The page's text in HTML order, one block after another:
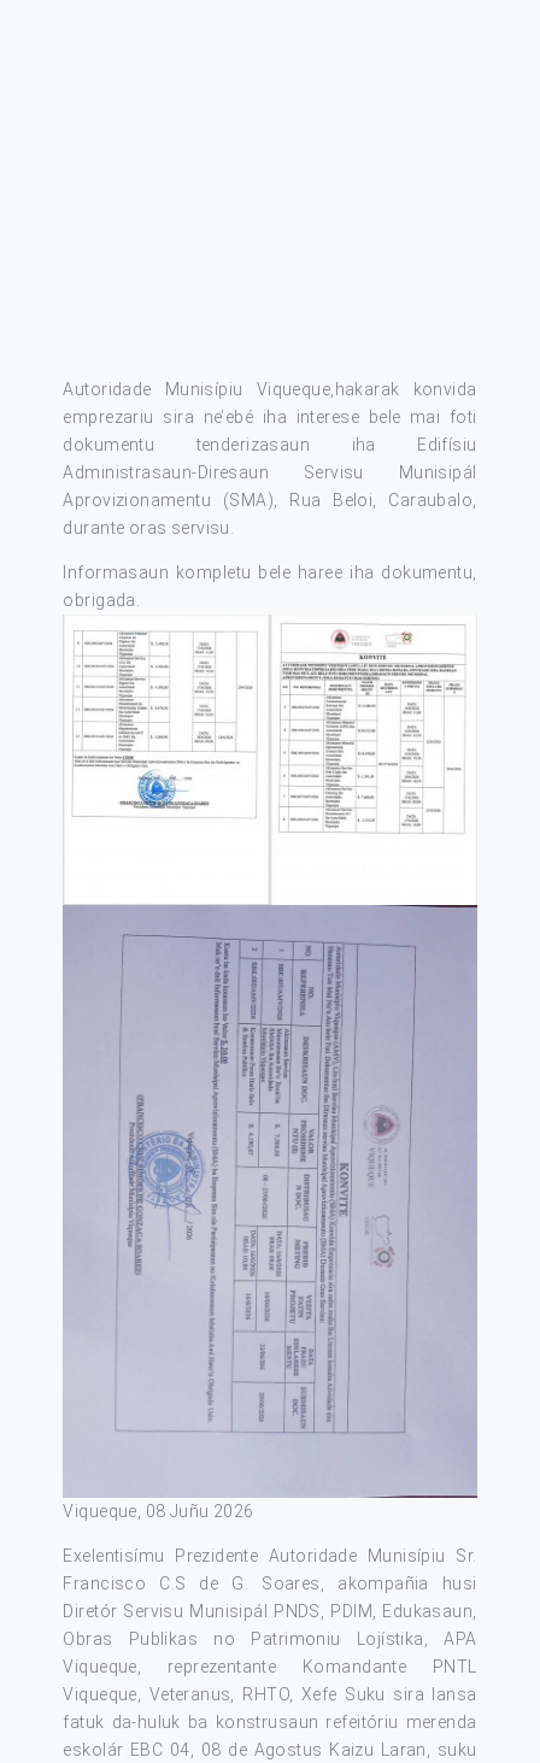
Autoridade Munisípiu Viqueque,hakarak konvida
emprezariu sira ne’ebé iha interese bele mai foti
dokumentu tenderizasaun iha Edifísiu
Administrasaun-Diresaun Servisu Munisipál
Aprovizionamentu (SMA), Rua Beloi, Caraubalo,
durante oras servisu.
Informasaun kompletu bele haree iha dokumentu,
obrigada.
Viqueque, 08 Juñu 2026
Exelentisímu Prezidente Autoridade Munisípiu Sr.
Francisco C.S de G. Soares, akompañia husi
Diretór Servisu Munisipál PNDS, PDIM, Edukasaun,
Obras Publikas no Patrimoniu Lojístika, APA
Viqueque, reprezentante Komandante PNTL
Viqueque, Veteranus, RHTO, Xefe Suku sira lansa
fatuk da-huluk ba konstrusaun refeitóriu merenda
eskolár EBC 04, 08 de Agostus Kaizu Laran, suku